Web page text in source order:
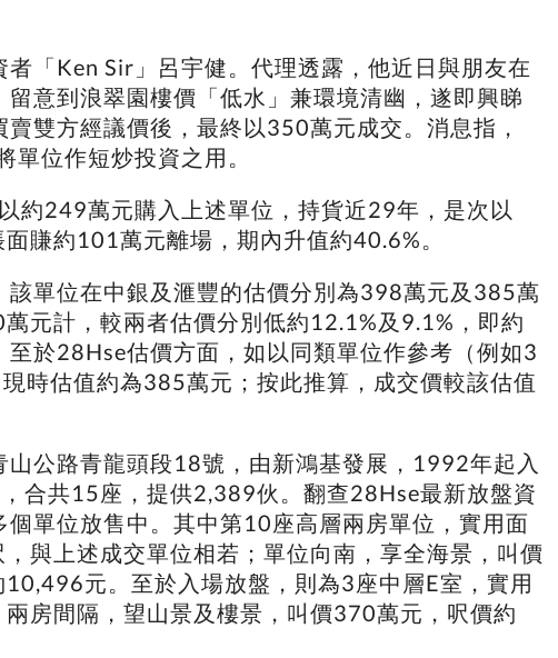
者「Ken Sir」呂宇健。代理透露，他近日與朋友在
留意到浪翠園樓價「低水」兼環境清幽，遂即興睇
雙方經議價後，最終以350萬元成交。消息指，
單位作短炒投資之用。
約249萬元購入上述單位，持貨近29年，是次以
賺約101萬元離場，期內升值約40.6%。
該單位在中銀及滙豐的估價分別為398萬元及385萬
元計，較兩者估價分別低約12.1%及9.1%，即約
至於28Hse估價方面，如以同類單位作參考（例如3
時估值約為385萬元；按此推算，成交價較該估值
山公路青龍頭段18號，由新鴻基發展，1992年起入
合共15座，提供2,389伙。翻查28Hse最新放盤資
個單位放售中。其中第10座高層兩房單位，實用面
與上述成交單位相若；單位向南，享全海景，叫價
元。至於入場放盤，則為3座中層E室，實用
房間隔，望山景及樓景，叫價370萬元，呎價約